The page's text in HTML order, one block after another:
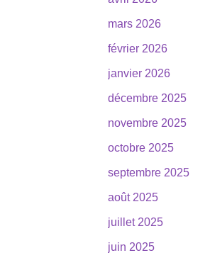
mars 2026
février 2026
janvier 2026
décembre 2025
novembre 2025
octobre 2025
septembre 2025
août 2025
juillet 2025
juin 2025